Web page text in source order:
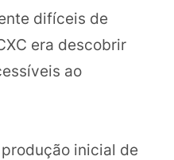
difíceis de
era descobrir
ao
inicial de